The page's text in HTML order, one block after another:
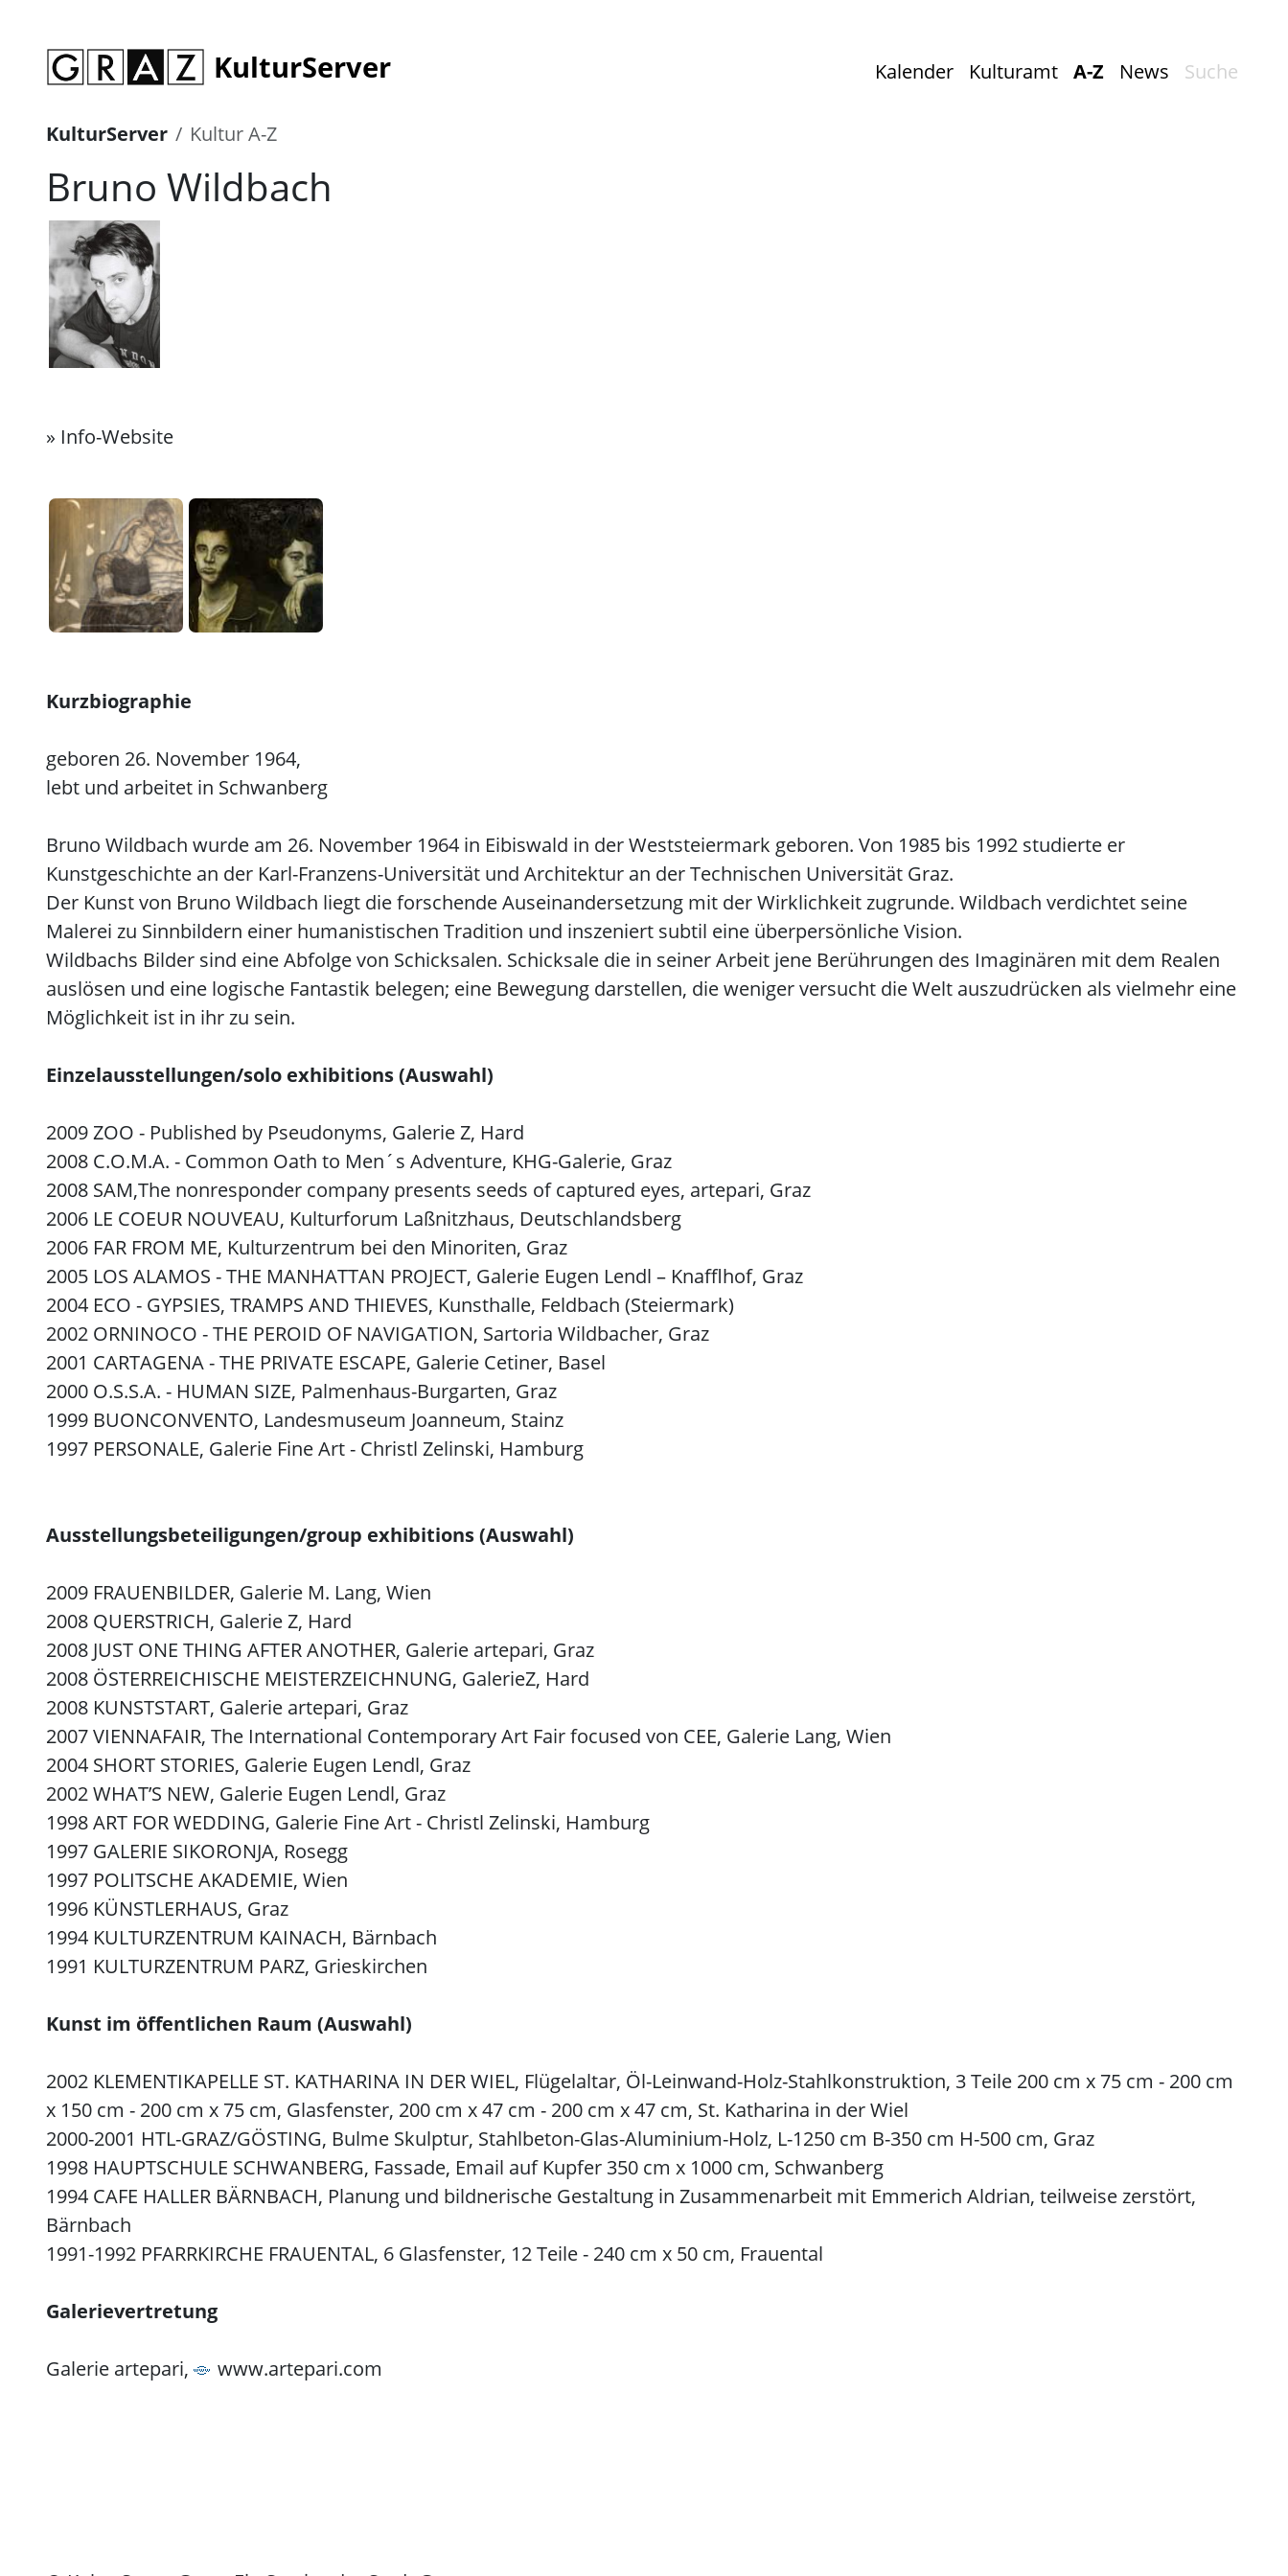
KulturServer Kalender Kulturamt A-Z News Suche
KulturServer Kultur A-Z
Bruno Wildbach
» Info-Website
Kurzbiographie
geboren 26. November 1964,
lebt und arbeitet in Schwanberg
Bruno Wildbach wurde am 26. November 1964 in Eibiswald in der Weststeiermark geboren. Von 1985 bis 1992 studierte er
Kunstgeschichte an der Karl-Franzens-Universität und Architektur an der Technischen Universität Graz.
Der Kunst von Bruno Wildbach liegt die forschende Auseinandersetzung mit der Wirklichkeit zugrunde. Wildbach verdichtet seine
Malerei zu Sinnbildern einer humanistischen Tradition und inszeniert subtil eine überpersönliche Vision.
Wildbachs Bilder sind eine Abfolge von Schicksalen. Schicksale die in seiner Arbeit jene Berührungen des Imaginären mit dem Realen
auslösen und eine logische Fantastik belegen; eine Bewegung darstellen, die weniger versucht die Welt auszudrücken als vielmehr eine
Möglichkeit ist in ihr zu sein.
Einzelausstellungen/solo exhibitions (Auswahl)
2009 ZOO - Published by Pseudonyms, Galerie Z, Hard
2008 C.O.M.A. - Common Oath to Men´s Adventure, KHG-Galerie, Graz
2008 SAM,The nonresponder company presents seeds of captured eyes, artepari, Graz
2006 LE COEUR NOUVEAU, Kulturforum Laßnitzhaus, Deutschlandsberg
2006 FAR FROM ME, Kulturzentrum bei den Minoriten, Graz
2005 LOS ALAMOS - THE MANHATTAN PROJECT, Galerie Eugen Lendl – Knafflhof, Graz
2004 ECO - GYPSIES, TRAMPS AND THIEVES, Kunsthalle, Feldbach (Steiermark)
2002 ORNINOCO - THE PEROID OF NAVIGATION, Sartoria Wildbacher, Graz
2001 CARTAGENA - THE PRIVATE ESCAPE, Galerie Cetiner, Basel
2000 O.S.S.A. - HUMAN SIZE, Palmenhaus-Burgarten, Graz
1999 BUONCONVENTO, Landesmuseum Joanneum, Stainz
1997 PERSONALE, Galerie Fine Art - Christl Zelinski, Hamburg
Ausstellungsbeteiligungen/group exhibitions (Auswahl)
2009 FRAUENBILDER, Galerie M. Lang, Wien
2008 QUERSTRICH, Galerie Z, Hard
2008 JUST ONE THING AFTER ANOTHER, Galerie artepari, Graz
2008 ÖSTERREICHISCHE MEISTERZEICHNUNG, GalerieZ, Hard
2008 KUNSTSTART, Galerie artepari, Graz
2007 VIENNAFAIR, The International Contemporary Art Fair focused von CEE, Galerie Lang, Wien
2004 SHORT STORIES, Galerie Eugen Lendl, Graz
2002 WHAT’S NEW, Galerie Eugen Lendl, Graz
1998 ART FOR WEDDING, Galerie Fine Art - Christl Zelinski, Hamburg
1997 GALERIE SIKORONJA, Rosegg
1997 POLITSCHE AKADEMIE, Wien
1996 KÜNSTLERHAUS, Graz
1994 KULTURZENTRUM KAINACH, Bärnbach
1991 KULTURZENTRUM PARZ, Grieskirchen
Kunst im öffentlichen Raum (Auswahl)
2002 KLEMENTIKAPELLE ST. KATHARINA IN DER WIEL, Flügelaltar, Öl-Leinwand-Holz-Stahlkonstruktion, 3 Teile 200 cm x 75 cm - 200 cm
x 150 cm - 200 cm x 75 cm, Glasfenster, 200 cm x 47 cm - 200 cm x 47 cm, St. Katharina in der Wiel
2000-2001 HTL-GRAZ/GÖSTING, Bulme Skulptur, Stahlbeton-Glas-Aluminium-Holz, L-1250 cm B-350 cm H-500 cm, Graz
1998 HAUPTSCHULE SCHWANBERG, Fassade, Email auf Kupfer 350 cm x 1000 cm, Schwanberg
1994 CAFE HALLER BÄRNBACH, Planung und bildnerische Gestaltung in Zusammenarbeit mit Emmerich Aldrian, teilweise zerstört,
Bärnbach
1991-1992 PFARRKIRCHE FRAUENTAL, 6 Glasfenster, 12 Teile - 240 cm x 50 cm, Frauental
Galerievertretung
Galerie artepari, www.artepari.com